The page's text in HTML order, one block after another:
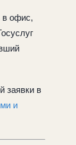
в офис,
заявки в
и